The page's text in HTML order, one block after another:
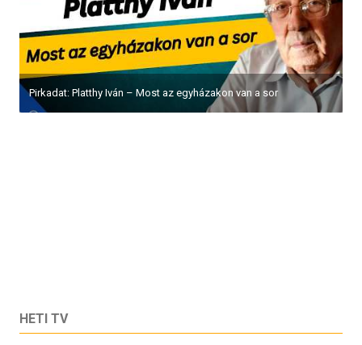
Pirkadat: Platthy Iván – Most az egyházakon van a sor
HETI TV